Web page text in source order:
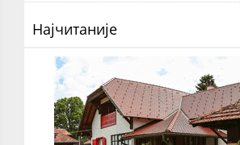
Најчитаније